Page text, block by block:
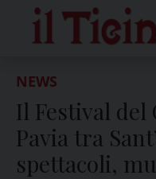
content
NEWS
Il Festival del
Pavia tra
spettacoli,